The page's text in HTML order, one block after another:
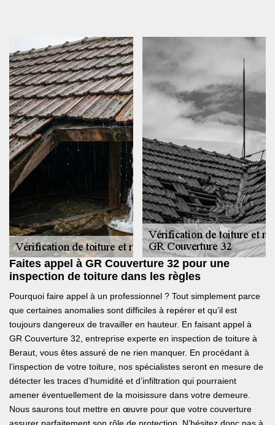
Faites appel à GR Couverture 32 pour une
inspection de toiture dans les règles
Pourquoi faire appel à un professionnel ? Tout simplement parce
que certaines anomalies sont difficiles à repérer et qu’il est
toujours dangereux de travailler en hauteur. En faisant appel à
GR Couverture 32, entreprise experte en inspection de toiture à
Beraut, vous êtes assuré de ne rien manquer. En procédant à
l’inspection de votre toiture, nos spécialistes seront en mesure de
détecter les traces d’humidité et d’infiltration qui pourraient
amener éventuellement de la moisissure dans votre demeure.
Nous saurons tout mettre en œuvre pour que votre couverture